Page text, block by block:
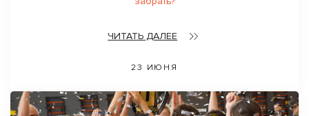
ЧИТАТЬ ДАЛЕЕ
23 ИЮНЯ